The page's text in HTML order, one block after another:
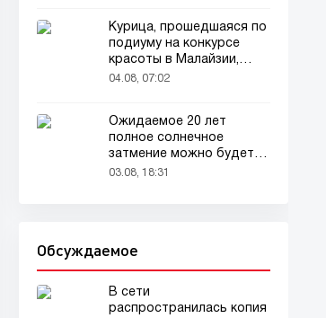
Курица, прошедшаяся по
подиуму на конкурсе
красоты в Малайзии,
привлекла внимание
04.08, 07:02
Ожидаемое 20 лет
полное солнечное
затмение можно будет
наблюдать в августе
03.08, 18:31
Обсуждаемое
В сети
распространилась копия